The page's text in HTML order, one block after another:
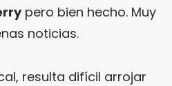
pero bien hecho. Muy
noticias.
resulta difícil arrojar